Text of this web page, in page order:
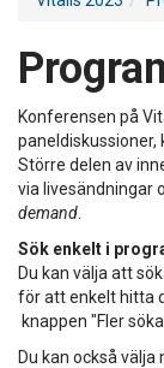
Konferensen på
paneldiskussioner,
Större delen av
via livesändningar
demand
Sök enkelt i
Du kan välja att
för att enkelt hitta
knappen "Fler
Du kan också